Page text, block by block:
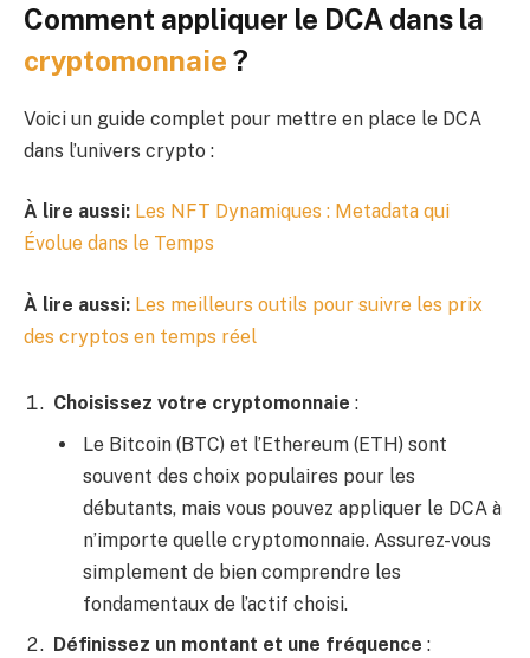
Comment appliquer le DCA dans la
cryptomonnaie ?
Voici un guide complet pour mettre en place le DCA
dans l’univers crypto :
À lire aussi: Les NFT Dynamiques : Metadata qui
Évolue dans le Temps
À lire aussi: Les meilleurs outils pour suivre les prix
des cryptos en temps réel
Choisissez votre cryptomonnaie :
Le Bitcoin (BTC) et l’Ethereum (ETH) sont
souvent des choix populaires pour les
débutants, mais vous pouvez appliquer le DCA à
n’importe quelle cryptomonnaie. Assurez-vous
simplement de bien comprendre les
fondamentaux de l’actif choisi.
Définissez un montant et une fréquence :